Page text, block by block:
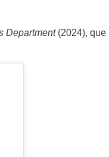
Department(2024), que